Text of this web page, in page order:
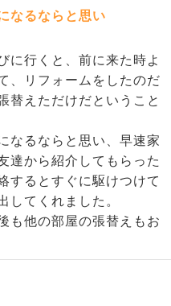
なるならと思い
に行くと、前に来た時よ
、リフォームをしたのだ
替えただけだということ
なるならと思い、早速家
達から紹介してもらった
するとすぐに駆けつけて
してくれました。
も他の部屋の張替えもお